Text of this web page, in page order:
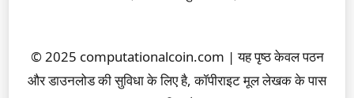
© 2025 computationalcoin.com | यह पृष्ठ केवल पठन
और डाउनलोड की सुविधा के लिए है, कॉपीराइट मूल लेखक के पास